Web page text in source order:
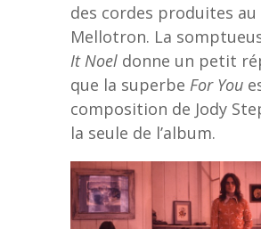
des cordes produites au
Mellotron. La
It Noel donne un petit
que la superbe For You
composition de Jody
la seule de l’album.